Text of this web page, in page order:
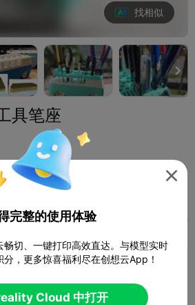
找相似

具笔座
3D打印机
K2 Pro K2
layer, 3 walls, 15% infill
 07h 33m  1 盘  251.18g

完整的使用体验
畅切、一键打印高效直达。与模型实时
，更多惊喜福利尽在创想云App！
Cloud 中打开